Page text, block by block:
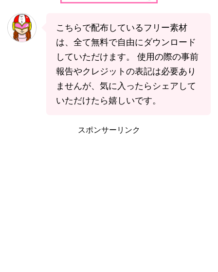
こちらで配布しているフリー素材
は、全て無料で自由にダウンロード
していただけます。 使用の際の事前
報告やクレジットの表記は必要あり
ませんが、気に入ったらシェアして
いただけたら嬉しいです。
スポンサーリンク